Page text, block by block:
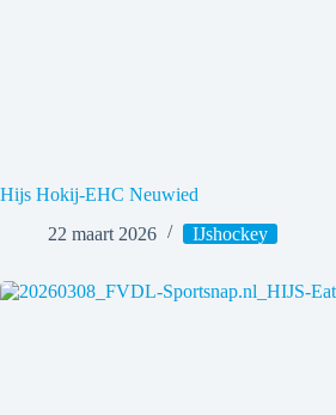
Hijs Hokij-EHC Neuwied
22 maart 2026
IJshockey